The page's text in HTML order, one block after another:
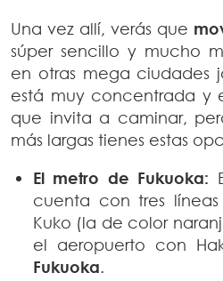
Una vez allí, verás que
súper sencillo y mucho
en otras mega ciudades
está muy concentrada y
que invita a caminar,
más largas tienes estas
El metro de Fukuoka:
cuenta con tres
Kuko (la de color
el aeropuerto con
Fukuoka.